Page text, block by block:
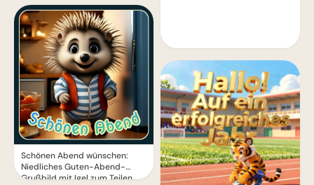
Schönen Abend wünschen:
Niedliches Guten-Abend-
Grußbild mit Igel zum Teilen